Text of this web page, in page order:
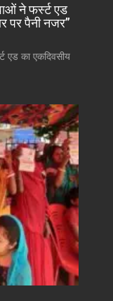
ने फर्स्ट एड
पर पैनी नजर”
एड का एकदिवसीय